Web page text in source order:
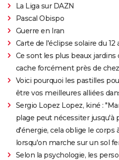
La Liga sur DAZN
Pascal Obispo
Guerre en Iran
Carte de l'éclipse solaire du 12
Ce sont les plus beaux jardins
cache forcément près de
Voici pourquoi les pastilles
être vos meilleures alliées
Sergio Lopez Lopez, kiné :
plage peut nécessiter jusqu'à
d'énergie, cela oblige le corps
lorsqu'on marche sur un sol
Selon la psychologie, les